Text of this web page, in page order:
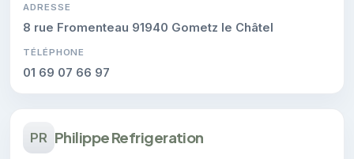
ADRESSE
8 rue Fromenteau 91940 Gometz le Châtel
TÉLÉPHONE
01 69 07 66 97
PR Philippe Refrigeration